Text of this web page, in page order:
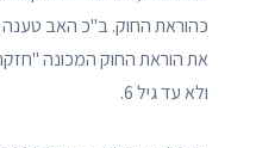
כהוראת החוק. ב"כ האב
את הוראת החוק המכונה
ולא עד גיל 6.